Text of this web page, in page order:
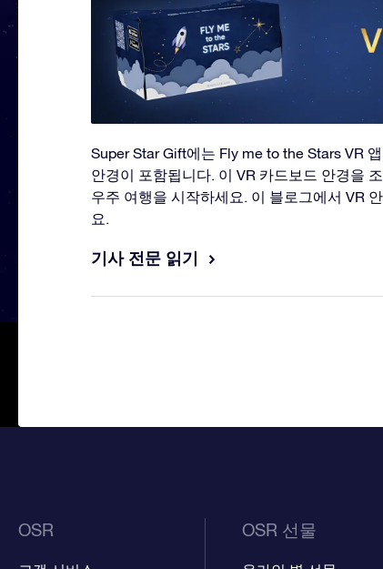
Super Star Gift에는 Fly me to the Stars VR
안경이 포함됩니다. 이 VR 카드보드 안경을
우주 여행을 시작하세요. 이 블로그에서 VR
요.
기사 전문 읽기
OSR OSR 선물